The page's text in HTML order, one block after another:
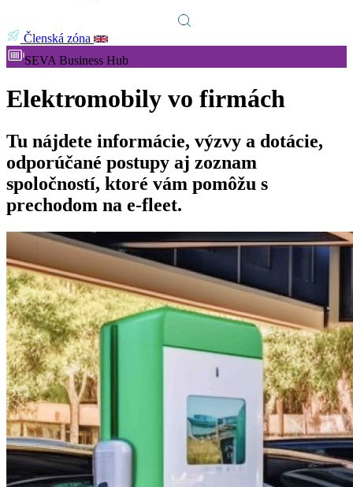
Členská zóna
SEVA Business Hub
Elektromobily vo firmách
Tu nájdete informácie, výzvy a dotácie,
odporúčané postupy aj zoznam
spoločností, ktoré vám pomôžu s
prechodom na e-fleet.